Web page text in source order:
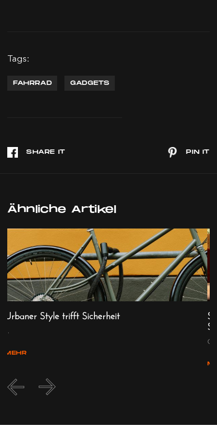
Tags:
FAHRRAD GADGETS
Ähnliche Artikel
Urbaner Style trifft Sicherheit
...
MEHR